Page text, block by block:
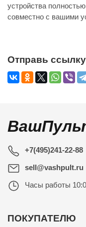
устройства
совместно с вашими
Отправь
+7(495)241-22-88
sell@vashpult.ru
Часы работы
ПОКУПАТЕЛЮ